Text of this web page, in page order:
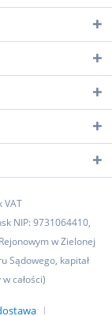
VAT
NIP: 9731064410,
w Zielonej
Sądowego, kapitał
całości)